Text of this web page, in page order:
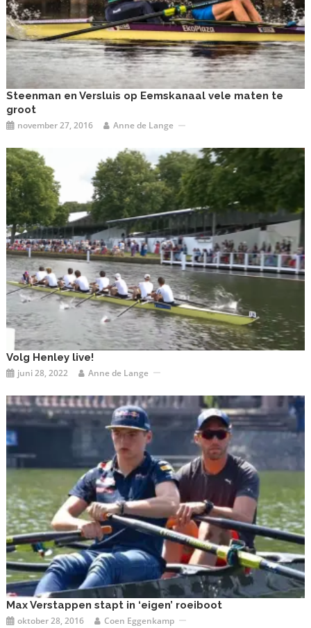
Steenman en Versluis op Eemskanaal vele maten te
groot
november 27, 2016 Anne de Lange
Volg Henley live!
juni 28, 2022 Anne de Lange
Max Verstappen stapt in ‘eigen’ roeiboot
oktober 28, 2016 Coen Eggenkamp